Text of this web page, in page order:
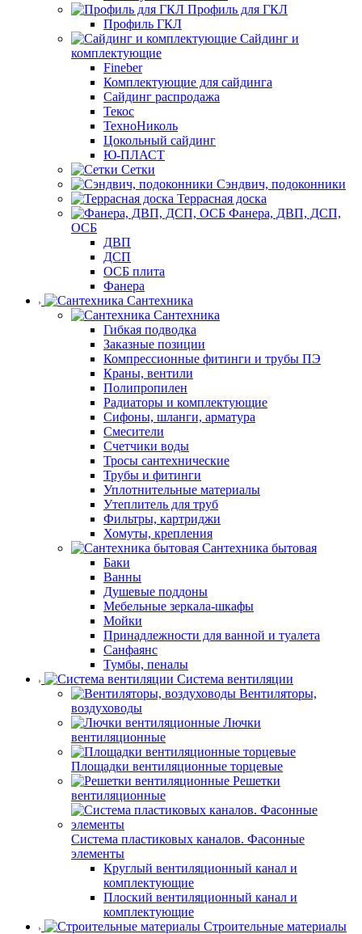
Профиль для ГКЛ
Профиль ГКЛ
Сайдинг и
комплектующие
Fineber
Комплектующие для сайдинга
Сайдинг распродажа
Текос
ТехноНиколь
Цокольный сайдинг
Ю-ПЛАСТ
Сетки
Сэндвич, подоконники
Террасная доска
Фанера, ДВП, ДСП,
ОСБ
ДВП
ДСП
ОСБ плита
Фанера
Сантехника
Сантехника
Гибкая подводка
Заказные позиции
Компрессионные фитинги и трубы ПЭ
Краны, вентили
Полипропилен
Радиаторы и комплектующие
Сифоны, шланги, арматура
Смесители
Счетчики воды
Тросы сантехнические
Трубы и фитинги
Уплотнительные материалы
Утеплитель для труб
Фильтры, картриджи
Хомуты, крепления
Сантехника бытовая
Баки
Ванны
Душевые поддоны
Мебельные зеркала-шкафы
Мойки
Принадлежности для ванной и туалета
Санфаянс
Тумбы, пеналы
Система вентиляции
Вентиляторы,
воздуховоды
Лючки
вентиляционные
Площадки вентиляционные торцевые
Решетки
вентиляционные
Система пластиковых каналов. Фасонные
элементы
Круглый вентиляционный канал и
комплектующие
Плоский вентиляционный канал и
комплектующие
Строительные материалы